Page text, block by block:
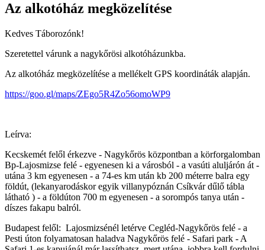
Az alkotóház megközelítése
Kedves Táborozónk!
Szeretettel várunk a nagykőrösi alkotóházunkba.
Az alkotóház megközelítése a mellékelt GPS koordináták alapján.
https://goo.gl/maps/ZEgo5R4Zo56omoWP9
Leírva:
Kecskemét felől érkezve - Nagykőrös központban a körforgalomban
Bp-Lajosmizse felé - egyenesen ki a városból - a vasúti aluljárón át -
utána 3 km egyenesen - a 74-es km után kb 200 méterre balra egy
földút, (lekanyarodáskor egyik villanypóznán Csíkvár dűlő tábla
látható ) - a földúton 700 m egyenesen - a sorompós tanya után -
díszes fakapu balról.
Budapest felől: Lajosmizsénél letérve Cegléd-Nagykőrös felé - a
Pesti úton folyamatosan haladva Nagykőrös felé - Safari park - A